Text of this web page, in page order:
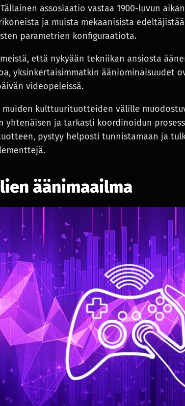
assosiaatio vastaa 1900-luvun
ja muista mekaanisista
parametrien konfiguraatiota.
että nykyään tekniikan ansiosta
yksinkertaisimmatkin ääniominaisuudet
videopeleissä.
muiden kulttuurituotteiden välille
yhtenäisen ja tarkasti koordinoidun
pystyy helposti tunnistamaan ja
äänimaailma